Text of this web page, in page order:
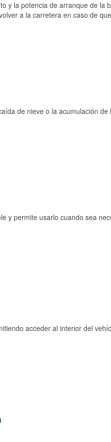
y la potencia de arranque de la
a la carretera en caso de
de nieve o la acumulación de
y permite usarlo cuando sea
acceder al interior del